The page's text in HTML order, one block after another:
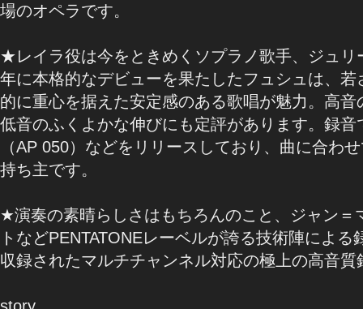
場のオペラです。
★レイラ役は今をときめくソプラノ歌手、ジュリ
年に本格的なデビューを果たしたフュシュは、
的に重心を据えた安定感のある歌唱が魅力。高
低音のふくよかな伸びにも定評があります。録
（AP 050）などをリリースしており、曲に合わ
持ち主です。
★演奏の素晴らしさはもちろんのこと、ジャン＝
トなどPENTATONEレーベルが誇る技術陣によ
収録されたマルチチャンネル対応の極上の高音